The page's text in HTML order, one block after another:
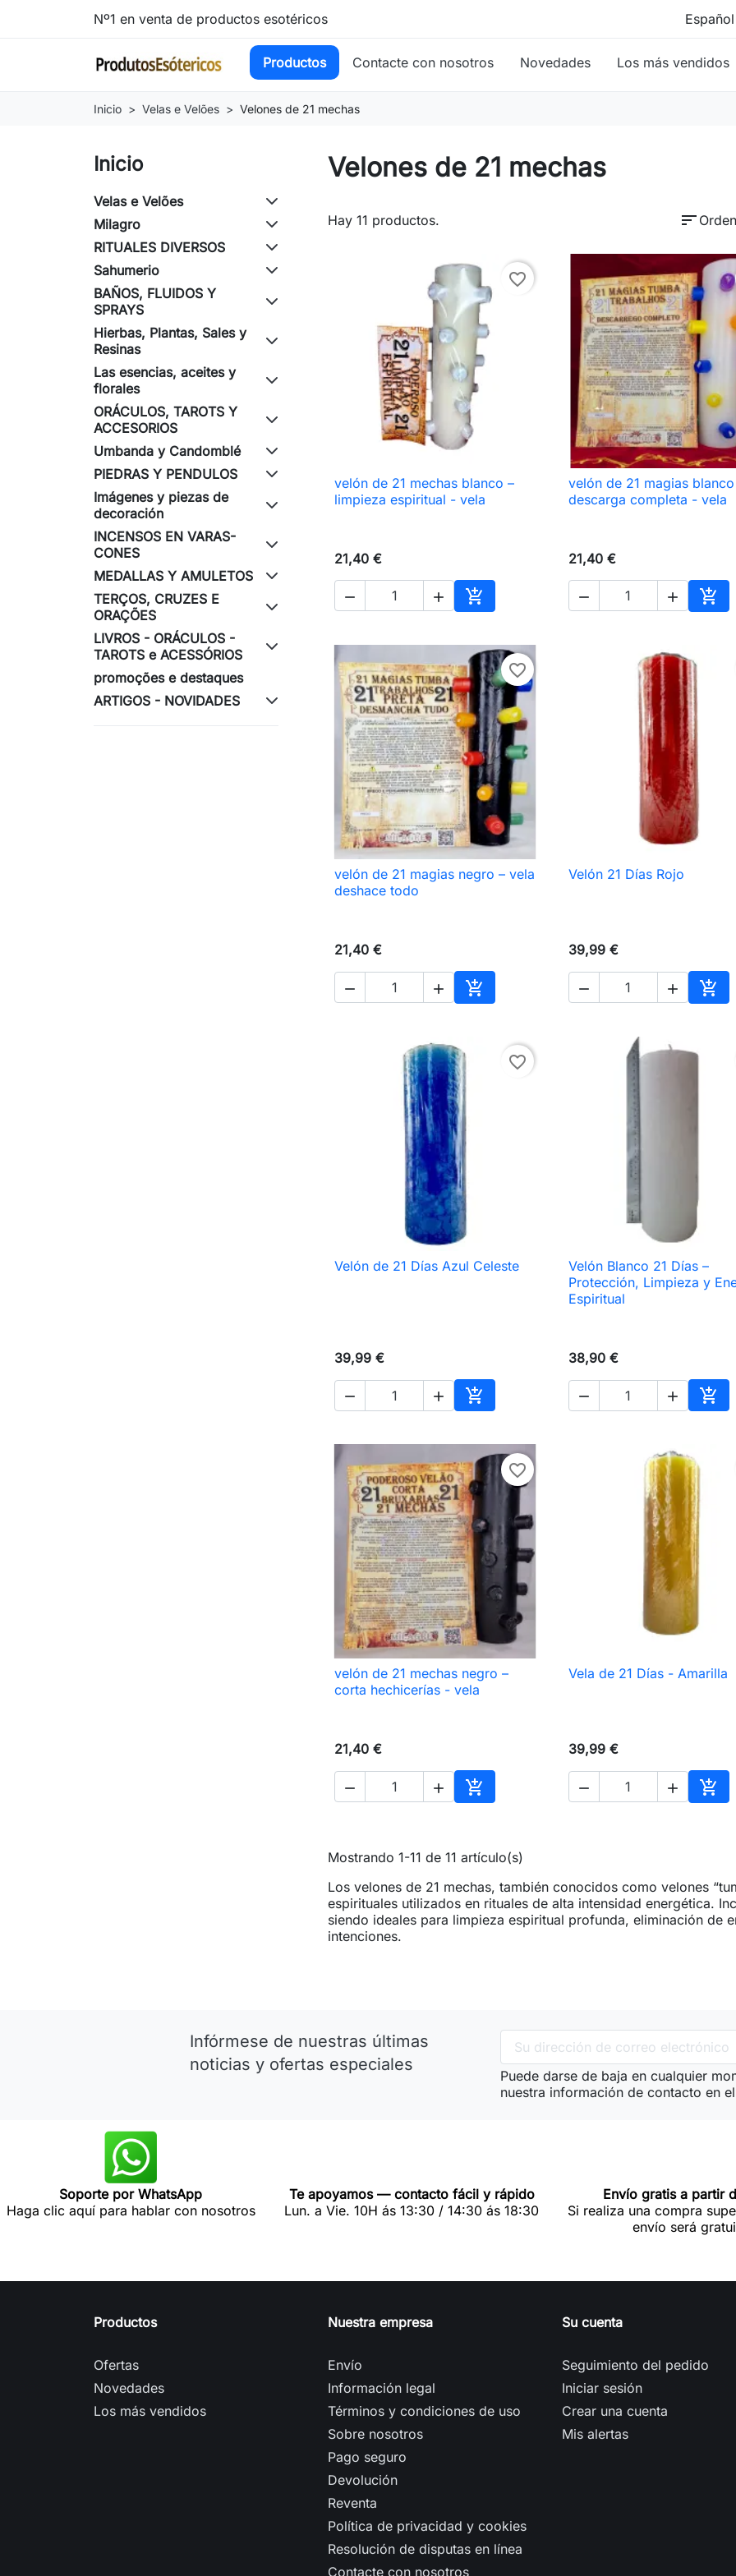
Nº1 en venta de productos esotéricos
Productos Contacte con nosotros Novedades Los más vendidos
Inicio Velas e Velões Velones de 21 mechas
Inicio
Velas e Velões
Milagro
RITUALES DIVERSOS
Sahumerio
BAÑOS, FLUIDOS Y
SPRAYS
Hierbas, Plantas, Sales y
Resinas
Las esencias, aceites y
florales
ORÁCULOS, TAROTS Y
ACCESORIOS
Umbanda y Candomblé
PIEDRAS Y PENDULOS
Imágenes y piezas de
decoración
INCENSOS EN VARAS-
CONES
MEDALLAS Y AMULETOS
TERÇOS, CRUZES E
ORAÇÕES
LIVROS - ORÁCULOS -
TAROTS e ACESSÓRIOS
promoções e destaques
ARTIGOS - NOVIDADES
Velones de 21 mechas
Hay 11 productos. sort
favorite_border
 Vista rápida
velón de 21 mechas blanco –
limpieza espiritual - vela
21,40 €
  
Añadir al carrito
 Vista rápida
velón de 21 magias
descarga completa - vela
21,40 €
  
favorite_border
 Vista rápida
velón de 21 magias negro – vela
deshace todo
21,40 €
  
Añadir al carrito
 Vista rápida
Velón 21 Días Rojo
39,99 €
  
favorite_border
 Vista rápida
Velón de 21 Días Azul Celeste
39,99 €
  
Añadir al carrito
 Vista rápida
Velón Blanco 21 Días –
Protección, Limpieza y
Espiritual
38,90 €
  
favorite_border
 Vista rápida
velón de 21 mechas negro –
corta hechicerías - vela
21,40 €
  
Añadir al carrito
 Vista rápida
Vela de 21 Días - Amarilla
39,99 €
  
Mostrando 1-11 de 11 artículo(s)
Los velones de 21 mechas, también conocidos como velones
espirituales utilizados en rituales de alta intensidad energética.
siendo ideales para limpieza espiritual profunda, eliminación de
intenciones.
Infórmese de nuestras últimas
noticias y ofertas especiales
Puede darse de baja en cualquier
nuestra información de contacto en
Soporte por WhatsApp
Haga clic aquí para hablar con nosotros
Te apoyamos — contacto fácil y rápido
Lun. a Vie. 10H ás 13:30 / 14:30 ás 18:30
Envío gratis a partir
Si realiza una compra
envío será
Productos
Ofertas
Novedades
Los más vendidos
Nuestra empresa
Envío
Información legal
Términos y condiciones de uso
Sobre nosotros
Pago seguro
Devolución
Reventa
Política de privacidad y cookies
Resolución de disputas en línea
Contacte con nosotros
Su cuenta
Seguimiento del pedido
Iniciar sesión
Crear una cuenta
Mis alertas